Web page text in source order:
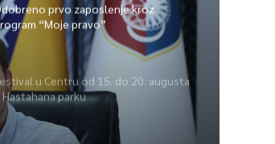
prvo zaposlenje kroz
“Moje pravo”
u Centru od 15. do 20. augusta
Hastahana parku